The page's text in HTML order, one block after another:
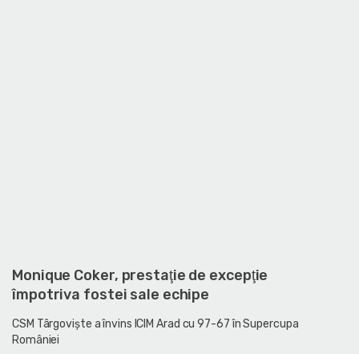
Monique Coker, prestaţie de excepţie
împotriva fostei sale echipe
CSM Târgovişte a învins ICIM Arad cu 97-67 în Supercupa
României